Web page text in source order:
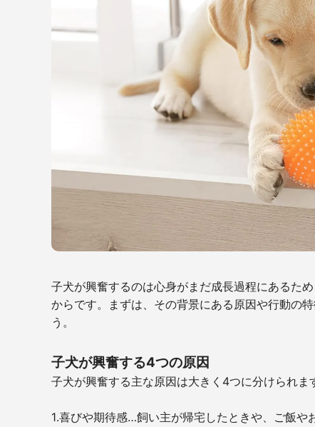
子犬が興奮するのは心身がまだ成長過程にあるた
からです。まずは、その背景にある原因や行動の
う。
子犬が興奮する4つの原因
子犬が興奮する主な原因は大きく4つに分けられま
1.喜びや期待感…飼い主が帰宅したときや、ご飯